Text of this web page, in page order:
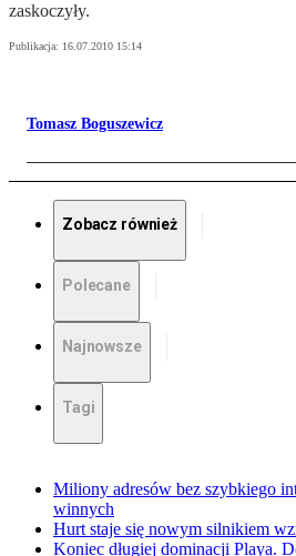
zaskoczyły.
Publikacja: 16.07.2010 15:14
Tomasz Boguszewicz
Zobacz również
Polecane
Najnowsze
Tagi
Miliony adresów bez szybkiego
winnych
Hurt staje się nowym silnikiem
Koniec długiej dominacji Playa.